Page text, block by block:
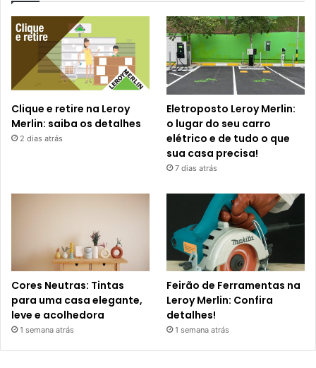
Clique e retire na Leroy
Merlin: saiba os detalhes
2 dias atrás
Eletroposto Leroy Merlin:
o lugar do seu carro
elétrico e de tudo o que
sua casa precisa!
7 dias atrás
Cores Neutras: Tintas
para uma casa elegante,
leve e acolhedora
1 semana atrás
Feirão de Ferramentas na
Leroy Merlin: Confira
detalhes!
1 semana atrás